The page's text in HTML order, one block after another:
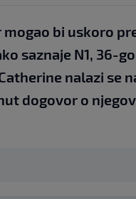
mogao bi uskoro
saznaje N1, 36-
nalazi se
dogovor o